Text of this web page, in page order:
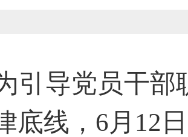
引导党员干部
底线， 6月 12日